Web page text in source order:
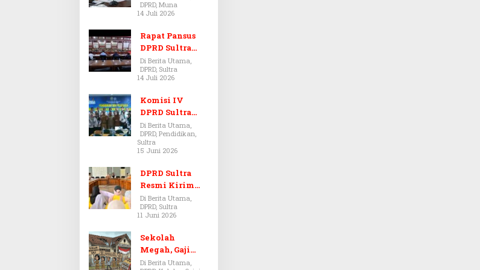
Dugaan Jual
Beli Tanah
Bermasalah di
Muna
DPRD, Muna
14 Juli 2026
Rapat Pansus
DPRD Sultra
Diskors Dua
Kali Akibat
Ketidakhadira
n Pj Sekda
Di Berita Utama,
DPRD, Sultra
14 Juli 2026
Komisi IV
DPRD Sultra
Kawal Hak
Guru,
Rencanakan
Pendidikan
Di Berita Utama,
DPRD, Pendidikan,
Sultra
15 Juni 2026
DPRD Sultra
Resmi Kirim
Aspirasi Tolak
Peraturan
BPOM No. 5
Tahun 2026 ke
Komisi IX DPR
Di Berita Utama,
DPRD, Sultra
11 Juni 2026
Sekolah
Megah, Gaji
Guru Berdarah-
Di Berita Utama,